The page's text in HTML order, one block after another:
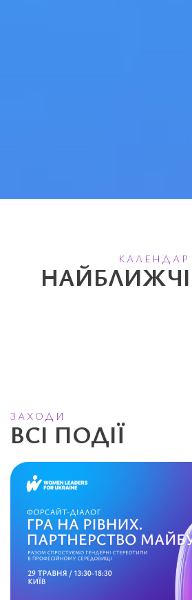
КАЛЕНДАР
НАЙБЛИЖЧІ
ЗАХОДИ
ВСІ ПОДІЇ